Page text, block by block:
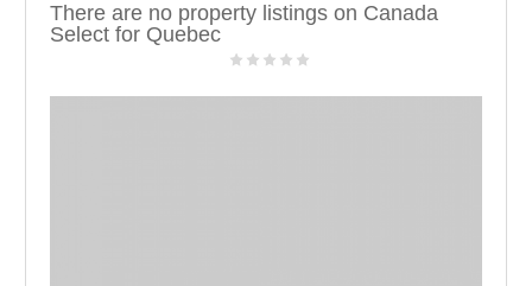
There are no property listings on Canada
Select for Quebec